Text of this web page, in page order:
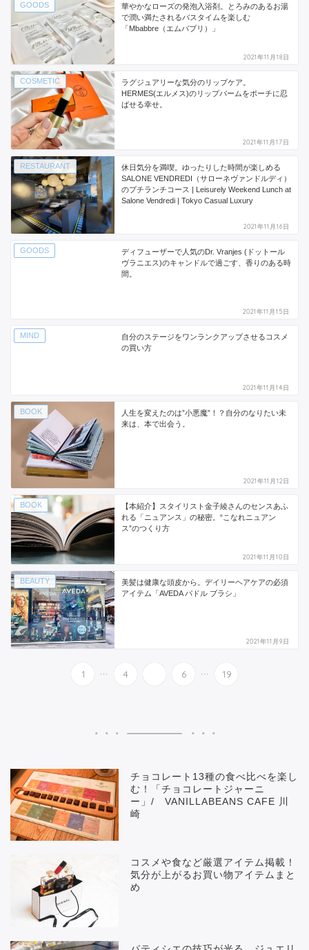
GOODS
華やかなローズの発泡入浴剤。とろみのあるお湯
で潤い満たされるバスタイムを楽しむ
「Mbabbre（エムバブリ）」
2021年11月18日
COSMETIC
ラグジュアリーな気分のリップケア。
HERMES(エルメス)のリップバームをポーチに忍
ばせる幸せ。
2021年11月17日
RESTAURANT
休日気分を満喫。ゆったりした時間が楽しめる
SALONE VENDREDI（サローネヴァンドルディ）
のプチランチコース | Leisurely Weekend Lunch at
Salone Vendredi | Tokyo Casual Luxury
2021年11月16日
GOODS
ディフューザーで人気のDr. Vranjes (ドットール
ヴラニエス)のキャンドルで過ごす、香りのある時
間。
2021年11月15日
MIND
自分のステージをワンランクアップさせるコスメ
の買い方
2021年11月14日
BOOK
人生を変えたのは”小悪魔”！？自分のなりたい未
来は、本で出会う。
2021年11月12日
BOOK
【本紹介】スタイリスト金子綾さんのセンスあふ
れる「ニュアンス」の秘密。“こなれニュアン
ス”のつくり方
2021年11月10日
BEAUTY
美髪は健康な頭皮から。デイリーヘアケアの必須
アイテム「AVEDA パドル ブラシ」
2021年11月9日
1 ... 4 6 ... 19
チョコレート13種の食べ比べを楽し
む！「チョコレートジャーニ
ー」/ VANILLABEANS CAFE 川
崎
コスメや食など厳選アイテム掲載！
気分が上がるお買い物アイテムまと
め